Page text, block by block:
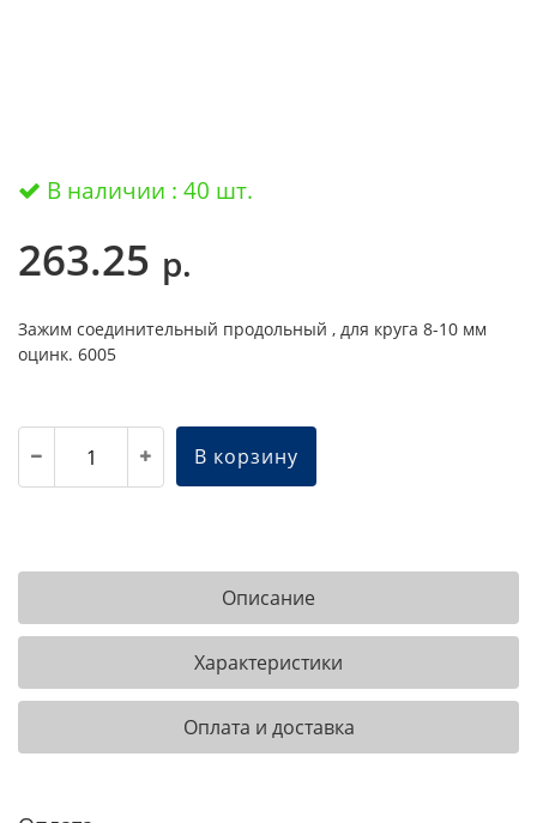
В наличии : 40 шт.
263.25 р.
Зажим соединительный продольный , для круга 8-10 мм
оцинк. 6005
В корзину
Описание
Характеристики
Оплата и доставка